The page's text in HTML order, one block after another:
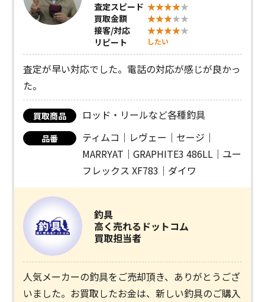
査定スピード
買取金額
接客/対応
リピート
したい
査定が早い対応でした。電話の対応が感じが良かっ
た。
買取商品 ロッド・リールなど各種釣具
品番
ティムコ｜レヴェー｜セージ｜
MARRYAT｜GRAPHITE3 486LL｜ユー
フレックス XF783｜ダイワ
釣具
高く売れるドットコム
買取担当者
人気メーカーの釣具をご売却頂き、ありがとうござ
いました。お買取したお金は、新しい釣具のご購入